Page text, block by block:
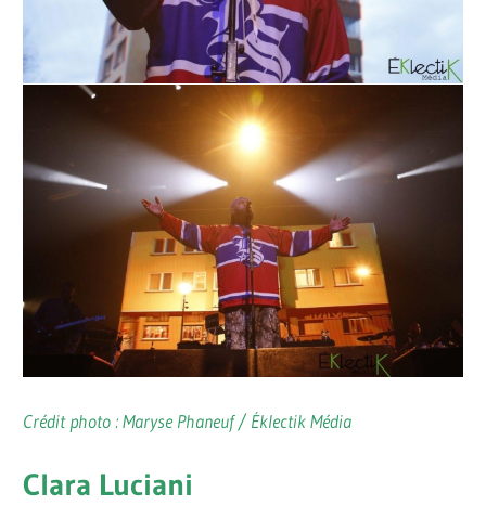
Crédit photo : Maryse Phaneuf / Éklectik Média
Clara Luciani